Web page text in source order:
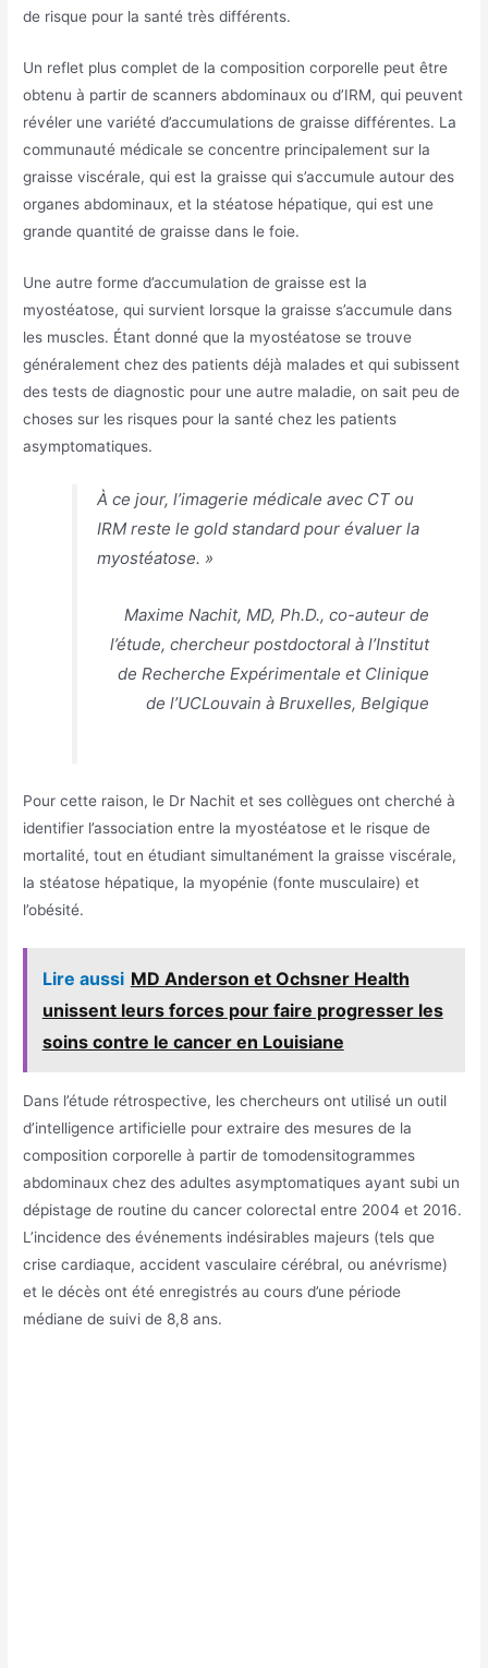
de risque pour la santé très différents.
Un reflet plus complet de la composition corporelle peut être
obtenu à partir de scanners abdominaux ou d’IRM, qui peuvent
révéler une variété d’accumulations de graisse différentes. La
communauté médicale se concentre principalement sur la
graisse viscérale, qui est la graisse qui s’accumule autour des
organes abdominaux, et la stéatose hépatique, qui est une
grande quantité de graisse dans le foie.
Une autre forme d’accumulation de graisse est la
myostéatose, qui survient lorsque la graisse s’accumule dans
les muscles. Étant donné que la myostéatose se trouve
généralement chez des patients déjà malades et qui subissent
des tests de diagnostic pour une autre maladie, on sait peu de
choses sur les risques pour la santé chez les patients
asymptomatiques.
À ce jour, l’imagerie médicale avec CT ou
IRM reste le gold standard pour évaluer la
myostéatose. »
Maxime Nachit, MD, Ph.D., co-auteur de
l’étude, chercheur postdoctoral à l’Institut
de Recherche Expérimentale et Clinique
de l’UCLouvain à Bruxelles, Belgique
Pour cette raison, le Dr Nachit et ses collègues ont cherché à
identifier l’association entre la myostéatose et le risque de
mortalité, tout en étudiant simultanément la graisse viscérale,
la stéatose hépatique, la myopénie (fonte musculaire) et
l’obésité.
Lire aussi MD Anderson et Ochsner Health
unissent leurs forces pour faire progresser les
soins contre le cancer en Louisiane
Dans l’étude rétrospective, les chercheurs ont utilisé un outil
d’intelligence artificielle pour extraire des mesures de la
composition corporelle à partir de tomodensitogrammes
abdominaux chez des adultes asymptomatiques ayant subi un
dépistage de routine du cancer colorectal entre 2004 et 2016.
L’incidence des événements indésirables majeurs (tels que
crise cardiaque, accident vasculaire cérébral, ou anévrisme)
et le décès ont été enregistrés au cours d’une période
médiane de suivi de 8,8 ans.